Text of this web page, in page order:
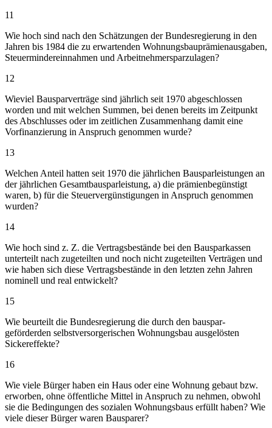
11
Wie hoch sind nach den Schätzungen der Bundesregierung in den
Jahren bis 1984 die zu erwartenden Wohnungsbauprämienausgaben,
Steuermindereinnahmen und Arbeitnehmersparzulagen?
12
Wieviel Bausparverträge sind jährlich seit 1970 abgeschlossen
worden und mit welchen Summen, bei denen bereits im Zeitpunkt
des Abschlusses oder im zeitlichen Zusammenhang damit eine
Vorfinanzierung in Anspruch genommen wurde?
13
Welchen Anteil hatten seit 1970 die jährlichen Bausparleistungen an
der jährlichen Gesamtbausparleistung, a) die prämienbegünstigt
waren, b) für die Steuervergünstigungen in Anspruch genommen
wurden?
14
Wie hoch sind z. Z. die Vertragsbestände bei den Bausparkassen
unterteilt nach zugeteilten und noch nicht zugeteilten Verträgen und
wie haben sich diese Vertragsbestände in den letzten zehn Jahren
nominell und real entwickelt?
15
Wie beurteilt die Bundesregierung die durch den bauspar-
geförderden selbstversorgerischen Wohnungsbau ausgelösten
Sickereffekte?
16
Wie viele Bürger haben ein Haus oder eine Wohnung gebaut bzw.
erworben, ohne öffentliche Mittel in Anspruch zu nehmen, obwohl
sie die Bedingungen des sozialen Wohnungsbaus erfüllt haben? Wie
viele dieser Bürger waren Bausparer?